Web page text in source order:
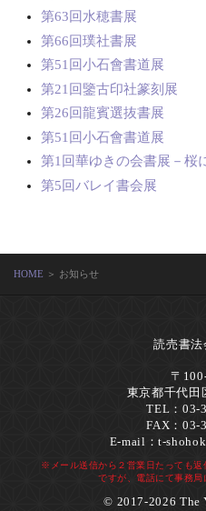
第63回水穂書展
第66回璞社書展
第51回小石會書道展
第21回鑒古印社篆刻展
第26回龍賓選抜書展
第51回小石會書道展
第1回華ゆきの会書展－桜
第5回バレイ書会展
HOME ＞ お知らせ
読売書法
〒
東京都千代田
TEL：03-
FAX：03-
E-mail：t-
※メール送信から２営業日たっても
ですが、電話にて事務局
© 2017-2026 The